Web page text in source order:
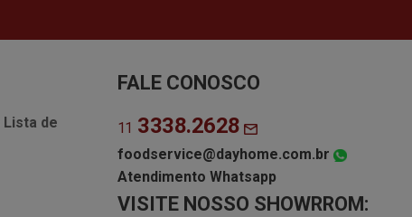
Lista de
FALE CONOSCO
11 3338.2628
foodservice@dayhome.com.br
Atendimento Whatsapp
VISITE NOSSO SHOWRROM: